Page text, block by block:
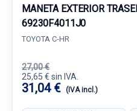
MANETA EXTERIOR
69230F4011J0
TOYOTA C-HR
27,00 €
25,65 € sin IVA.
31,04 € (IVA incl.)